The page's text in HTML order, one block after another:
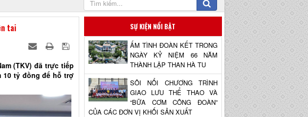
tai
(TKV) đã trực tiếp
10 tỷ đồng để hỗ trợ
SỰ KIỆN NỔI BẬT
ẤM TÌNH ĐOÀN KẾT TRONG
NGÀY KỶ NIỆM 66 NĂM
THÀNH LẬP THAN HÀ TU
SÔI NỔI CHƯƠNG TRÌNH
GIAO LƯU THỂ THAO VÀ
“BỮA CƠM CÔNG ĐOÀN”
CỦA CÁC ĐƠN VỊ KHỐI SẢN XUẤT